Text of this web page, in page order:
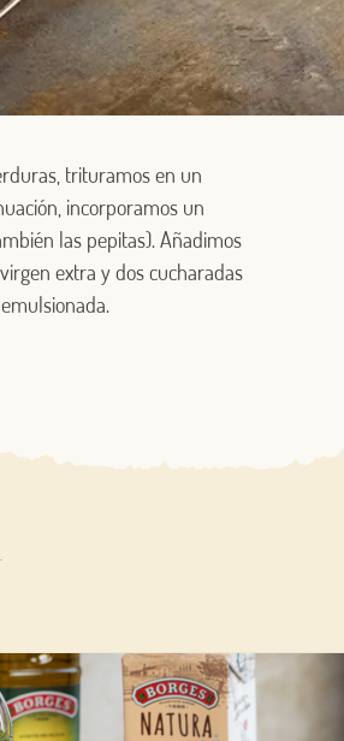
trituramos en un
incorporamos un
las pepitas). Añadimos
extra y dos cucharadas